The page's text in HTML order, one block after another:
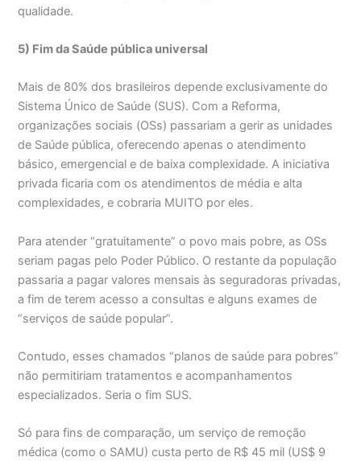
qualidade.
5) Fim da Saúde pública universal
Mais de 80% dos brasileiros depende exclusivamente do
Sistema Único de Saúde (SUS). Com a Reforma,
organizações sociais (OSs) passariam a gerir as unidades
de Saúde pública, oferecendo apenas o atendimento
básico, emergencial e de baixa complexidade. A iniciativa
privada ficaria com os atendimentos de média e alta
complexidades, e cobraria MUITO por eles.
Para atender “gratuitamente” o povo mais pobre, as OSs
seriam pagas pelo Poder Público. O restante da população
passaria a pagar valores mensais às seguradoras privadas,
a fim de terem acesso a consultas e alguns exames de
“serviços de saúde popular”.
Contudo, esses chamados “planos de saúde para pobres”
não permitiriam tratamentos e acompanhamentos
especializados. Seria o fim SUS.
Só para fins de comparação, um serviço de remoção
médica (como o SAMU) custa perto de R$ 45 mil (US$ 9